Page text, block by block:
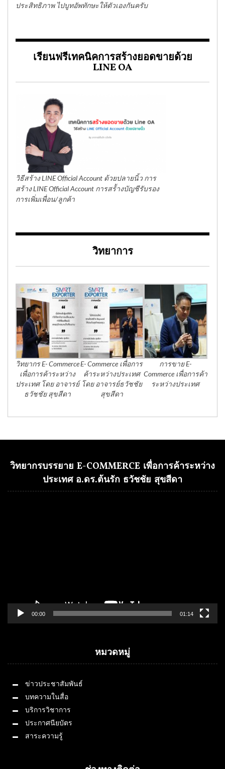
ประสิทธิภาพ ไปบูทอัพทักษะให้ตัวเองกันครับ
เรียนฟรีเทคนิคการสร้างยอดขายด้วย
LINE OA
วิธีสร้าง LINE Official Account ด้วยปลายนิ้ว การ
สร้าง LINE Official Account การสร้้างบัญชีรับรอง
การเพิ่มเพื่อน/ลูกค้า
วิทยาการ
วิทยากร E- Commerce
เพื่อการค้าระหว่าง
ประเทศ โดย อาจารย์
ธวัชชัย สุขสีดา
E- Commerce เพื่อการ
ค้าระหว่างประเทศ
โดย อาจารย์ธวัชชัย
สุขสีดา
การขาย E-
Commerce เพื่อการค้า
ระหว่างประเทศ
วิทยากรบรรยาย E-COMMERCE เพื่อการค้าระหว่าง
ประเทศ อ.ดร.ต้นรัก ธวัชชัย สุขสีดา
00:00 01:14
หมวดหมู่
ข่าวประชาสัมพันธ์
บทความในสื่อ
บริการวิชาการ
ประกาศนียบัตร
สาระความรู้